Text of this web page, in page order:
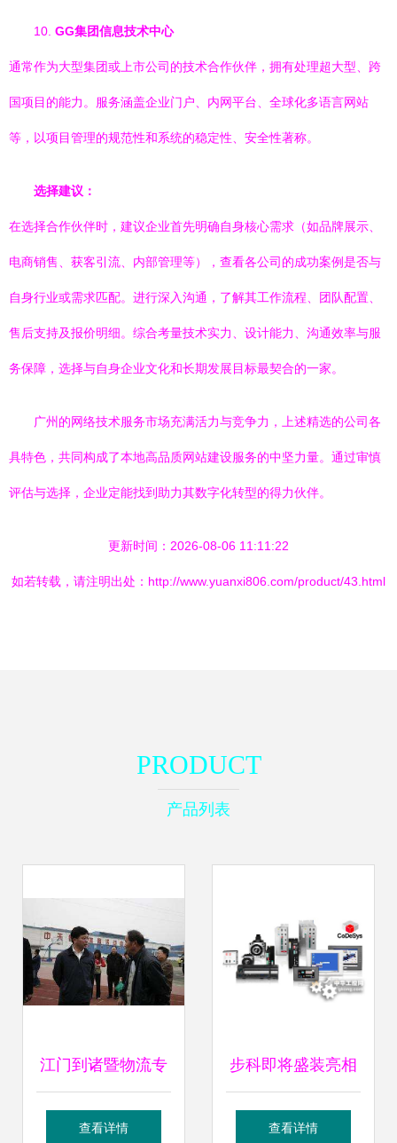
10. GG集团信息技术中心
通常作为大型集团或上市公司的技术合作伙伴，拥有处理超大型、跨
国项目的能力。服务涵盖企业门户、内网平台、全球化多语言网站
等，以项目管理的规范性和系统的稳定性、安全性著称。
选择建议：
在选择合作伙伴时，建议企业首先明确自身核心需求（如品牌展示、
电商销售、获客引流、内部管理等），查看各公司的成功案例是否与
自身行业或需求匹配。进行深入沟通，了解其工作流程、团队配置、
售后支持及报价明细。综合考量技术实力、设计能力、沟通效率与服
务保障，选择与自身企业文化和长期发展目标最契合的一家。
广州的网络技术服务市场充满活力与竞争力，上述精选的公司各
具特色，共同构成了本地高品质网站建设服务的中坚力量。通过审慎
评估与选择，企业定能找到助力其数字化转型的得力伙伴。
更新时间：2026-08-06 11:11:22
如若转载，请注明出处：http://www.yuanxi806.com/product/43.html
PRODUCT
产品列表
江门到诸暨物流专
线 高效连接广东与
查看详情
步科即将盛装亮相
2010广州国际工业
查看详情